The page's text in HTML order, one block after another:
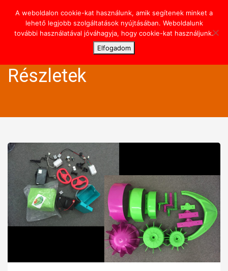
Részletek
A weboldalon cookie-kat használunk, amik segítenek minket a
lehető legjobb szolgáltatások nyújtásában. Weboldalunk
további használatával jóváhagyja, hogy cookie-kat használjunk.
Elfogadom